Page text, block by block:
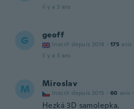
il y a 3 ans
G geoff
Inscrit depuis 2018 · 175 avis
il y a 3 ans
M Miroslav
Inscrit depuis 2015 · 60 avis ·
Hezká 3D samolepka.